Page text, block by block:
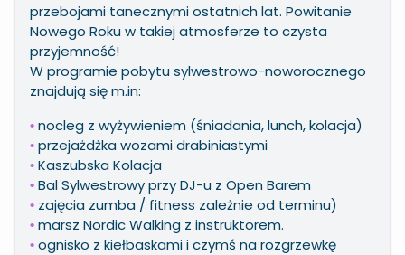
przebojami tanecznymi ostatnich lat. Powitanie
Nowego Roku w takiej atmosferze to czysta
przyjemność!
W programie pobytu sylwestrowo-noworocznego
znajdują się m.in:
• nocleg z wyżywieniem (śniadania, lunch, kolacja)
• przejażdżka wozami drabiniastymi
• Kaszubska Kolacja
• Bal Sylwestrowy przy DJ-u z Open Barem
• zajęcia zumba / fitness zależnie od terminu)
• marsz Nordic Walking z instruktorem.
• ognisko z kiełbaskami i czymś na rozgrzewkę